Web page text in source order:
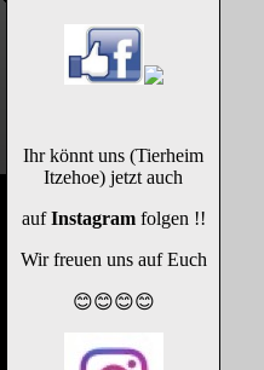
Ihr könnt uns (Tierheim
Itzehoe) jetzt auch
aufInstagramfolgen !!
Wir freuen uns auf Euch
😊😊😊😊